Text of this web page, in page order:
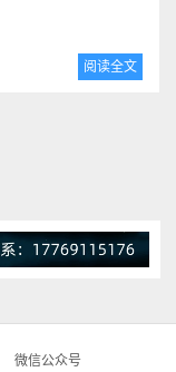
阅读全文
微信公众号